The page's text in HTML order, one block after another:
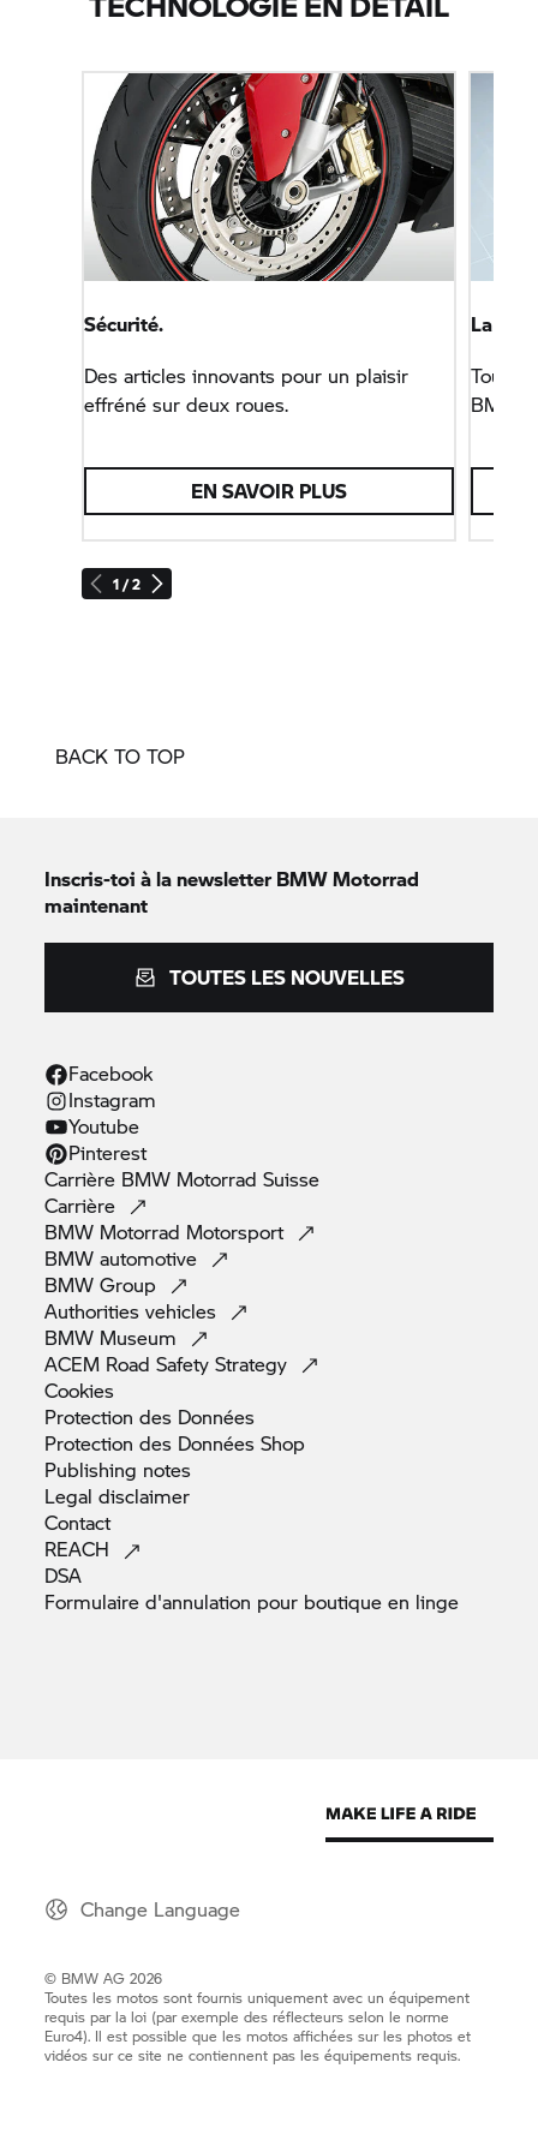
1 / 2
Sécurité.
Des articles innovants pour un plaisir
effréné sur deux roues.
EN SAVOIR PLUS
La
Tout
BMW.
BACK TO TOP
Inscris-toi à la newsletterBMW Motorrad
maintenant
TOUTES LES NOUVELLES
Facebook
Instagram
Youtube
Pinterest
Carrière BMW Motorrad Suisse
Carrière
BMW Motorrad Motorsport
BMWautomotive
BMWGroup
Authoritiesvehicles
BMW Museum
ACEM Road SafetyStrategy
Cookies
Protection des Données
Protection des DonnéesShop
Publishing notes
Legaldisclaimer
Contact
REACH
DSA
Formulaire d'annulation pour boutique en linge
Change Language
© BMW AG 2026
Toutes les motos sont fournis uniquement avec un équipement
requis par la loi (par exemple des réflecteurs selon le norme
Euro4). Il est possible que les motos affichées sur les photos et
vidéos sur ce site ne contiennent pas les équipements requis.